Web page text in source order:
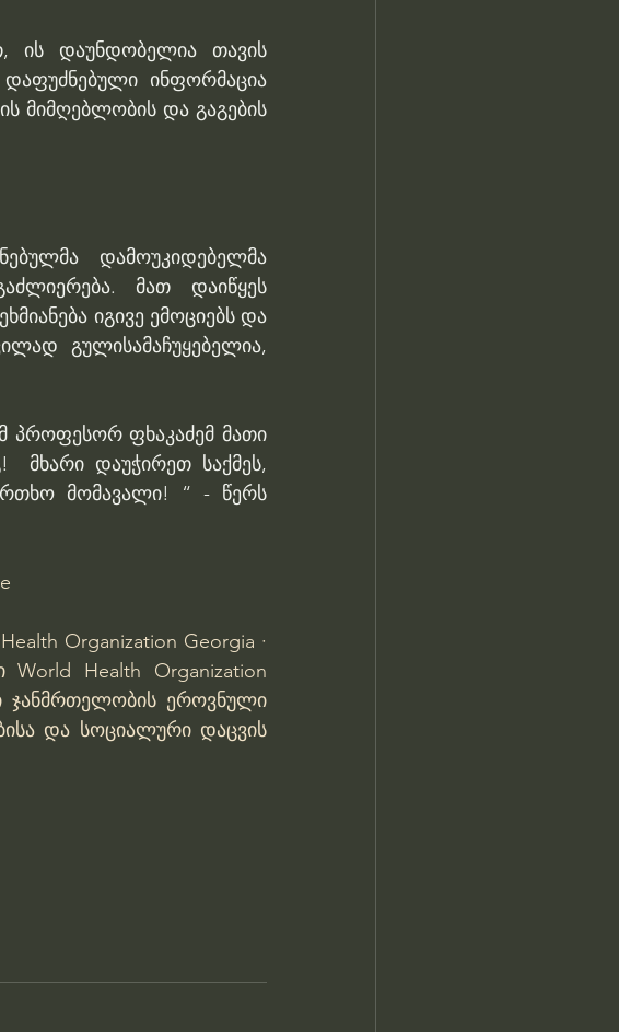
ის დაუნდობელია თავის
ინფორმაცია
მიმღებლობის და გაგების
დამოუკიდებელმა
მათ დაიწყეს
იგივე ემოციებს და
გულისამაჩუყებელია,
პროფესორ ფხაკაძემ მათი
მხარი დაუჭირეთ საქმეს,
მომავალი! “ - წერს
Organization Georgia ·
World Health Organization
ჯანმრთელობის ეროვნული
და სოციალური დაცვის